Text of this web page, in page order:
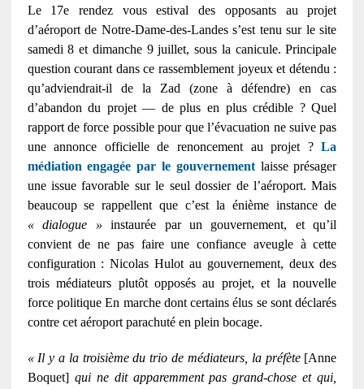
Le 17e rendez vous estival des opposants au projet
d’aéroport de Notre-Dame-des-Landes s’est tenu sur le site
samedi 8 et dimanche 9 juillet, sous la canicule. Principale
question courant dans ce rassemblement joyeux et détendu :
qu’adviendrait-il de la Zad (zone à défendre) en cas
d’abandon du projet — de plus en plus crédible ? Quel
rapport de force possible pour que l’évacuation ne suive pas
une annonce officielle de renoncement au projet ?La
médiation engagée par le gouvernementlaisse présager
une issue favorable sur le seul dossier de l’aéroport. Mais
beaucoup se rappellent que c’est la énième instance de
« dialogue »instaurée par un gouvernement, et qu’il
convient de ne pas faire une confiance aveugle à cette
configuration : Nicolas Hulot au gouvernement, deux des
trois médiateurs plutôt opposés au projet, et la nouvelle
force politique En marche dont certains élus se sont déclarés
contre cet aéroport parachuté en plein bocage.
« Il y a la troisième du trio de médiateurs, la préfète[Anne
Boquet] qui ne dit apparemment pas grand-chose et qui,